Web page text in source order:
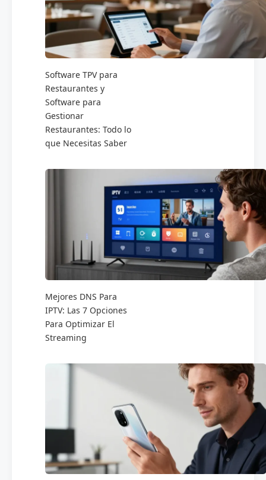
Software TPV para
Restaurantes y
Software para
Gestionar
Restaurantes: Todo lo
que Necesitas Saber
Mejores DNS Para
IPTV: Las 7 Opciones
Para Optimizar El
Streaming